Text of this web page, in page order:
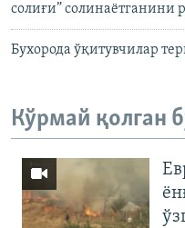
солиғи” солинаётганини
Бухорода ўқитувчилар
Кўрмай қолган